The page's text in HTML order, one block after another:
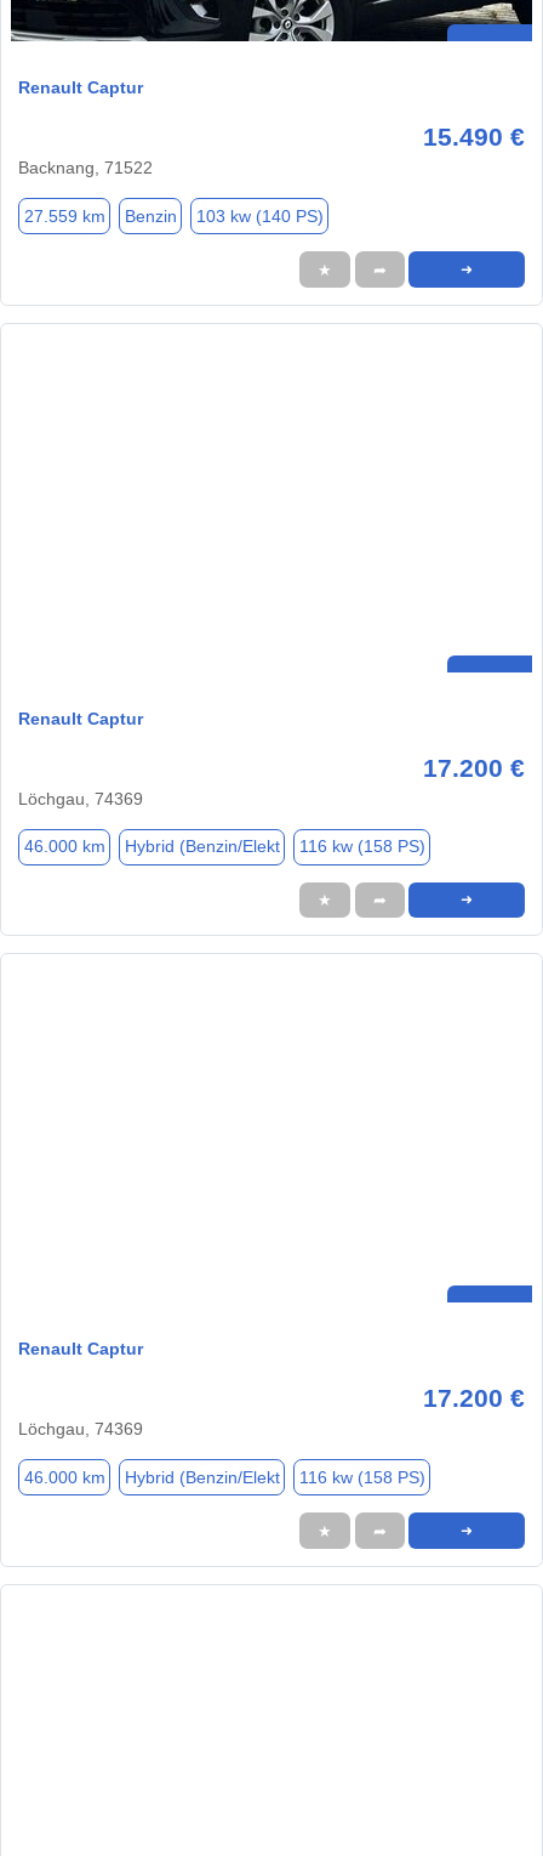
Renault Captur
15.490 €
Backnang, 71522
27.559 km Benzin 103 kw (140 PS)
★ ➦ ➜
Renault Captur
17.200 €
Löchgau, 74369
46.000 km Hybrid (Benzin/Elekt 116 kw (158 PS)
★ ➦ ➜
Renault Captur
17.200 €
Löchgau, 74369
46.000 km Hybrid (Benzin/Elekt 116 kw (158 PS)
★ ➦ ➜